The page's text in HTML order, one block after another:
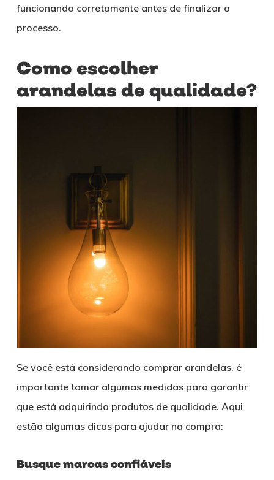
funcionando corretamente antes de finalizar o
processo.
Como escolher
arandelas de qualidade?
Se você está considerando comprar arandelas, é
importante tomar algumas medidas para garantir
que está adquirindo produtos de qualidade. Aqui
estão algumas dicas para ajudar na compra:
Busque marcas confiáveis